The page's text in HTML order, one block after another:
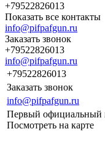
+79522826013
Показать все контакты
info@pifpafgun.ru
Заказать звонок
+79522826013
info@pifpafgun.ru
+79522826013
Заказать звонок
info@pifpafgun.ru
Первый официальный
Посмотреть на карте